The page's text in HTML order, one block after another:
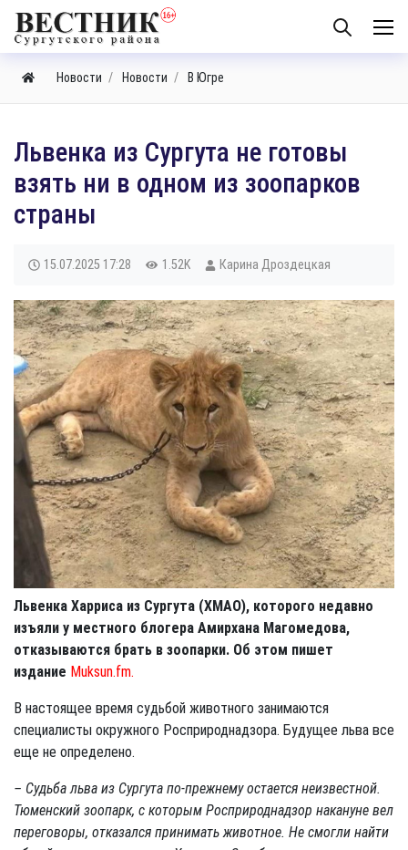
Новости Новости В Югре
Львенка из Сургута не готовы
взять ни в одном из зоопарков
страны
15.07.2025 17:28 1.52K Карина Дроздецкая
Львенка Харриса из Сургута (ХМАО), которого недавно
изъяли у местного блогера Амирхана Магомедова,
отказываются брать в зоопарки. Об этом пишет
издание Muksun.fm.
В настоящее время судьбой животного занимаются
специалисты окружного Росприроднадзора. Будущее льва все
еще не определено.
– Судьба льва из Сургута по-прежнему остается неизвестной.
Тюменский зоопарк, с которым Росприроднадзор накануне вел
переговоры, отказался принимать животное. Не смогли найти